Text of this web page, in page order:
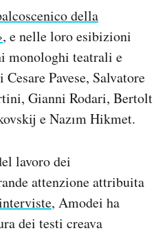
della
, e nelle loro esibizioni
monologhi teatrali e
Pavese, Salvatore
Gianni Rodari, Bertolt
e Nazım Hikmet.
lavoro dei
attenzione attribuita
, Amodei ha
dei testi creava